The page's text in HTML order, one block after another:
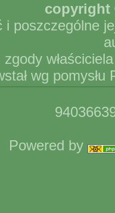
copyright
i poszczególne
wg
Powered by